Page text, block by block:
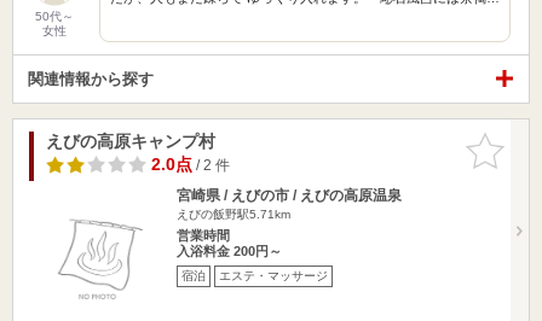
50代～
女性
関連情報から探す
お気に入
りに追加
えびの高原キャンプ村
2.0点/ 2 件
宮崎県 / えびの市 / えびの高原温泉
えびの飯野駅5.71km
営業時間
入浴料金 200円～
宿泊 エステ・マッサージ